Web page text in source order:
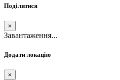
Поділитися
×
Завантаження...
Додати локацію
×